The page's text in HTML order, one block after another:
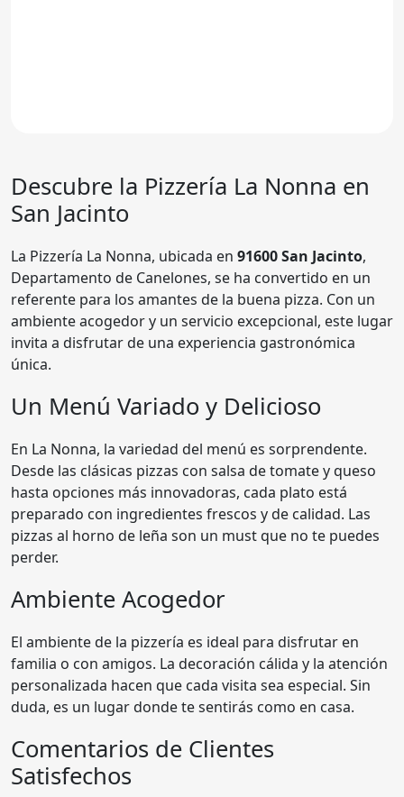
Descubre la Pizzería La Nonna en
San Jacinto
La Pizzería La Nonna, ubicada en 91600 San Jacinto,
Departamento de Canelones, se ha convertido en un
referente para los amantes de la buena pizza. Con un
ambiente acogedor y un servicio excepcional, este lugar
invita a disfrutar de una experiencia gastronómica
única.
Un Menú Variado y Delicioso
En La Nonna, la variedad del menú es sorprendente.
Desde las clásicas pizzas con salsa de tomate y queso
hasta opciones más innovadoras, cada plato está
preparado con ingredientes frescos y de calidad. Las
pizzas al horno de leña son un must que no te puedes
perder.
Ambiente Acogedor
El ambiente de la pizzería es ideal para disfrutar en
familia o con amigos. La decoración cálida y la atención
personalizada hacen que cada visita sea especial. Sin
duda, es un lugar donde te sentirás como en casa.
Comentarios de Clientes
Satisfechos